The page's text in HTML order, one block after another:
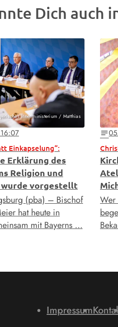
Dich auch
Innenministerium / Matthias
Einkapselung“:
Erklärung des
Religion und
vorgestellt
(pba) – Bischof
hat heute in
mit Bayerns …
notes
Wer
Impressum